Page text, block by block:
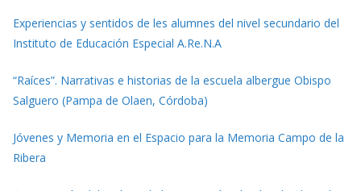
Experiencias y sentidos de les alumnes del nivel secundario del
Instituto de Educación Especial A.Re.N.A
“Raíces”. Narrativas e historias de la escuela albergue Obispo
Salguero (Pampa de Olaen, Córdoba)
Jóvenes y Memoria en el Espacio para la Memoria Campo de la
Ribera